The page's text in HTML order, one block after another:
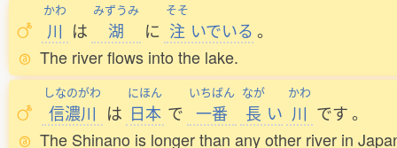
かわ
川 は
みずうみ
湖 に
そそ
注 いでいる 。
The river flows into the lake.
しなのがわ
信濃川 は
にほん
日本 で
いちばん
一番
なが
長 い
かわ
川 です。
The Shinano is longer than any other river in